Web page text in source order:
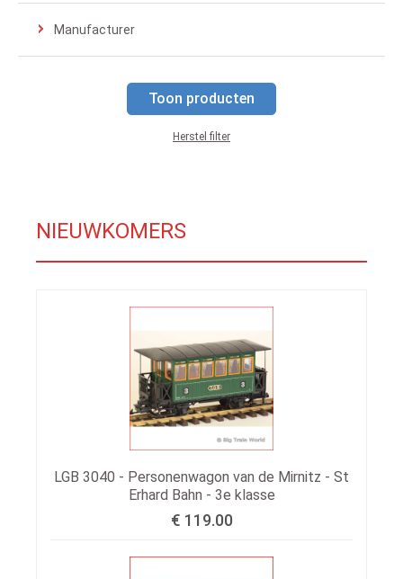
Manufacturer
Toon producten
Herstel filter
NIEUWKOMERS
LGB 3040 - Personenwagon van de Mirnitz - St
Erhard Bahn - 3e klasse
€ 119.00